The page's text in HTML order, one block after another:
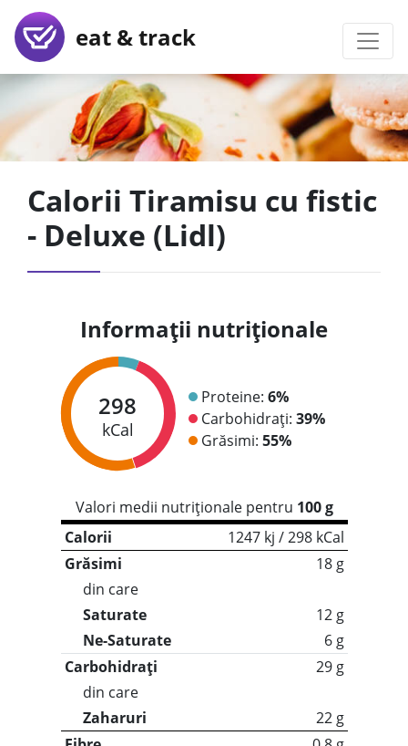
eat & track
Calorii Tiramisu cu fistic
- Deluxe (Lidl)
Informații nutriționale
298
kCal
Proteine: 6%
Carbohidrați: 39%
Grăsimi: 55%
Valori medii nutriționale pentru 100 g
Calorii
1247 kj / 298 kCal
Grăsimi
18 g
din care
Saturate
12 g
Ne-Saturate
6 g
Carbohidrați
29 g
din care
Zaharuri
22 g